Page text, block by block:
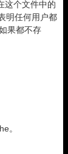
这个文件中的
明任何用户都
果都不存
。